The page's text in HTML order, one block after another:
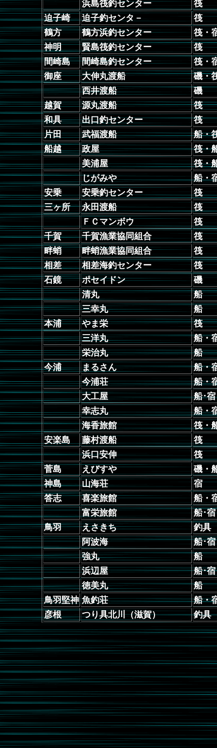
浜島筏釣センター
筏
迫子崎
迫子釣センタ－
筏
鶴方
鶴方浜釣センター
筏・
神明
賢島筏釣センター
筏
間崎島
間崎島釣センター
筏・
御座
大伸丸渡船
磯・
西井渡船
磯
越賀
源丸渡船
筏
和具
出口釣センター
筏
片田
武福渡船
船・
船越
政屋
筏・
美浦屋
筏・
じがみや
船・
安乗
安乗釣センター
筏
三ヶ所
永田渡船
筏
ＦＣマンボウ
筏
千賀
千賀漁業協同組合
筏
畔蛸
畔蛸漁業協同組合
筏
相差
相差海釣センター
筏
石鏡
ポセイドン
磯
清丸
船
三幸丸
船
本浦
やま栄
筏
三洋丸
船・
栄治丸
船
今浦
まるさん
船・
今浦荘
船・
大工屋
船･宿
幸志丸
船・
海香旅館
筏・
安楽島
藤村渡船
筏
浜口安伸
筏
菅島
えびすや
磯・
神島
山海荘
宿
答志
喜楽旅館
船・
富栄旅館
船･宿
鳥羽
えさきち
釣具
阿波海
船･宿
強丸
船
浜辺屋
船･宿
徳美丸
船
鳥羽堅神 魚釣荘
船・
彦根
つり具北川（滋賀） 釣具